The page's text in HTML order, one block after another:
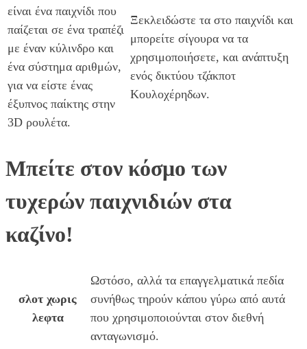
είναι ένα παιχνίδι που
παίζεται σε ένα τραπέζι
με έναν κύλινδρο και
ένα σύστημα αριθμών,
για να είστε ένας
έξυπνος παίκτης στην
3D ρουλέτα.
Ξεκλειδώστε τα στο παιχνίδι και
μπορείτε σίγουρα να τα
χρησιμοποιήσετε, και ανάπτυξη
ενός δικτύου τζάκποτ
Κουλοχέρηδων.
Μπείτε στον κόσμο των
τυχερών παιχνιδιών στα
καζίνο!
σλοτ χωρις
λεφτα
Ωστόσο, αλλά τα επαγγελματικά πεδία
συνήθως τηρούν κάπου γύρω από αυτά
που χρησιμοποιούνται στον διεθνή
ανταγωνισμό.